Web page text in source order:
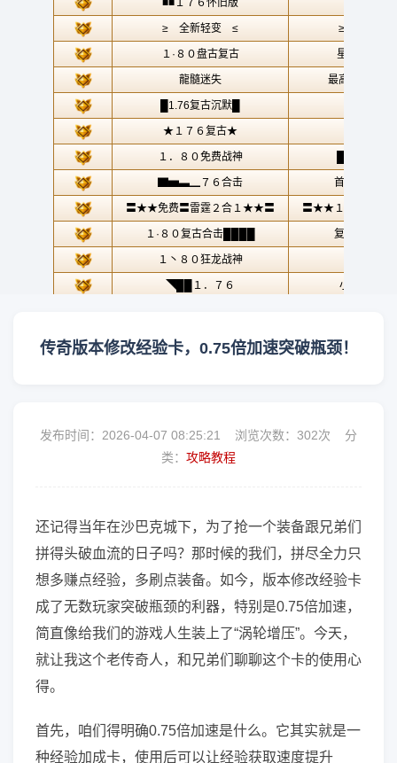
传奇版本修改经验卡，0.75倍加速突破瓶颈！
发布时间：2026-04-07 08:25:21 浏览次数： 302次 分
类： 攻略教程
还记得当年在沙巴克城下，为了抢一个装备跟兄弟们
拼得头破血流的日子吗？那时候的我们，拼尽全力只
想多赚点经验，多刷点装备。如今，版本修改经验卡
成了无数玩家突破瓶颈的利器，特别是0.75倍加速，
简直像给我们的游戏人生装上了“涡轮增压”。今天，
就让我这个老传奇人，和兄弟们聊聊这个卡的使用心
得。
首先，咱们得明确0.75倍加速是什么。它其实就是一
种经验加成卡，使用后可以让经验获取速度提升